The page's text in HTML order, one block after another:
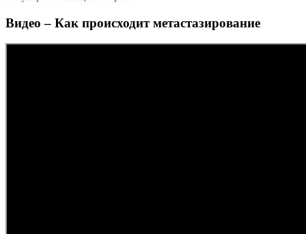
Видео – Как происходит метастазирование